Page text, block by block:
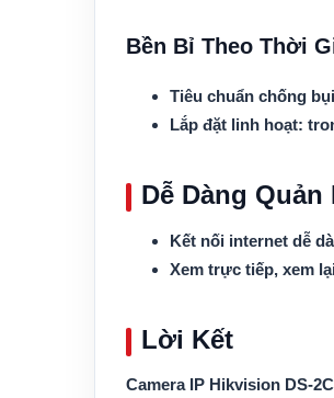
Bền Bỉ Theo Thời
Tiêu chuẩn chống
Lắp đặt linh hoạt:
Dễ Dàng Quản
Kết nối internet dễ
Xem trực tiếp, xem
Lời Kết
Camera IP Hikvision DS-